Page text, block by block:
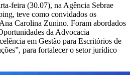
feira (30.07), na Agência Sebrae
teve como convidados os
Carolina Zunino. Foram abordados
da Advocacia
em Gestão para Escritórios de
para fortalecer o setor jurídico